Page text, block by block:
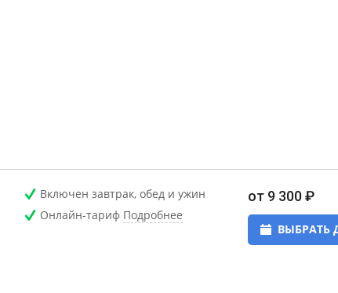
Включен завтрак, обед и ужин
Онлайн-тариф Подробнее
от 9 300 ₽
ВЫБРАТЬ